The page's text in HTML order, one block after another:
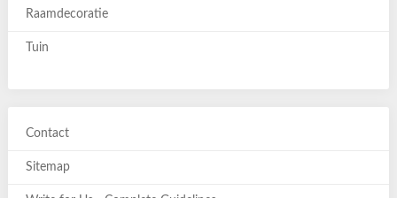
Raamdecoratie
Tuin
Contact
Sitemap